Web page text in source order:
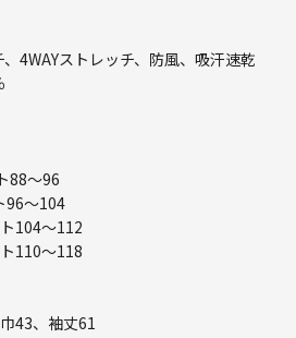
4WAYストレッチ、防風、吸汗速乾
88～96
96～104
104～112
110～118
43、袖丈61